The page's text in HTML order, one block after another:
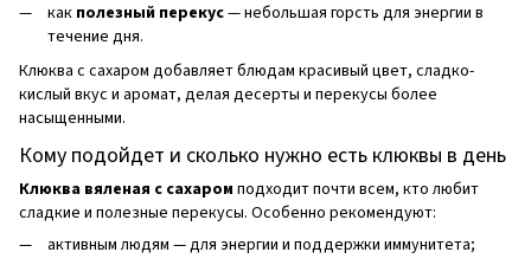
как полезный перекус— небольшая горсть для энергии в
течение дня.
Клюква с сахаром добавляет блюдам красивый цвет, сладко-
кислый вкус и аромат, делая десерты и перекусы более
насыщенными.
Кому подойдет и сколько нужно есть клюквы в день
Клюква вяленая с сахаром подходит почти всем, кто любит
сладкие и полезные перекусы. Особенно рекомендуют:
активным людям — для энергии и поддержки иммунитета;